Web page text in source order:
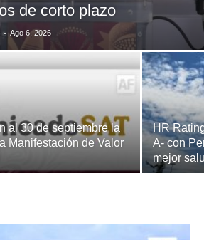
de corto plazo
- Ago 6, 2026
al 30 de septiembre la
Manifestación de Valor
HR
A- con
mejor